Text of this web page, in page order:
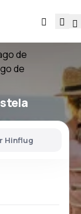
de
de
Hinflug